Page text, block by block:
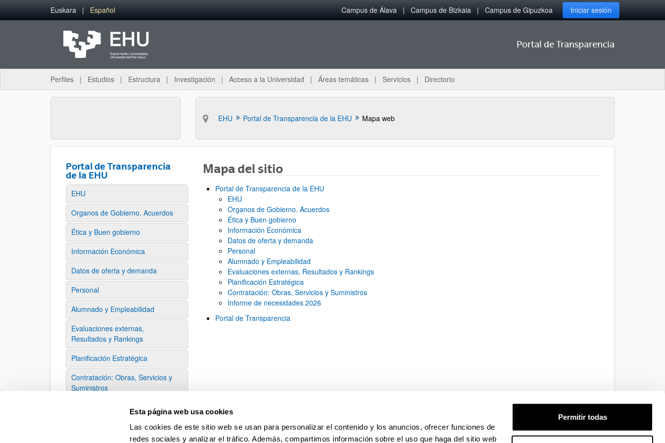
Esta página web usa cookies
Las cookies de este sitio web se usan para personalizar el contenido y los anuncios, ofrecer funciones de
redes sociales y analizar el tráfico. Además, compartimos información sobre el uso que haga del sitio web
Permitir todas
Saltar al contenido principal
Euskara Español Campus de Álava Campus de Bizkaia Campus de Gipuzkoa Iniciar sesión
Portal de Transparencia
Perfiles Estudios Estructura Investigación Acceso a la Universidad Áreas temáticas Servicios Directorio
EHU Portal de Transparencia de la EHU Mapa web
Portal de Transparencia
de la EHU
EHU
Organos de Gobierno. Acuerdos
Ética y Buen gobierno
Información Económica
Datos de oferta y demanda
Personal
Alumnado y Empleabilidad
Evaluaciones externas,
Resultados y Rankings
Planificación Estratégica
Contratación: Obras, Servicios y
Suministros
Informe de necesidades 2026
Mapa del sitio
Portal de Transparencia de la EHU
EHU
Organos de Gobierno. Acuerdos
Ética y Buen gobierno
Información Económica
Datos de oferta y demanda
Personal
Alumnado y Empleabilidad
Evaluaciones externas, Resultados y Rankings
Planificación Estratégica
Contratación: Obras, Servicios y Suministros
Informe de necesidades 2026
Portal de Transparencia